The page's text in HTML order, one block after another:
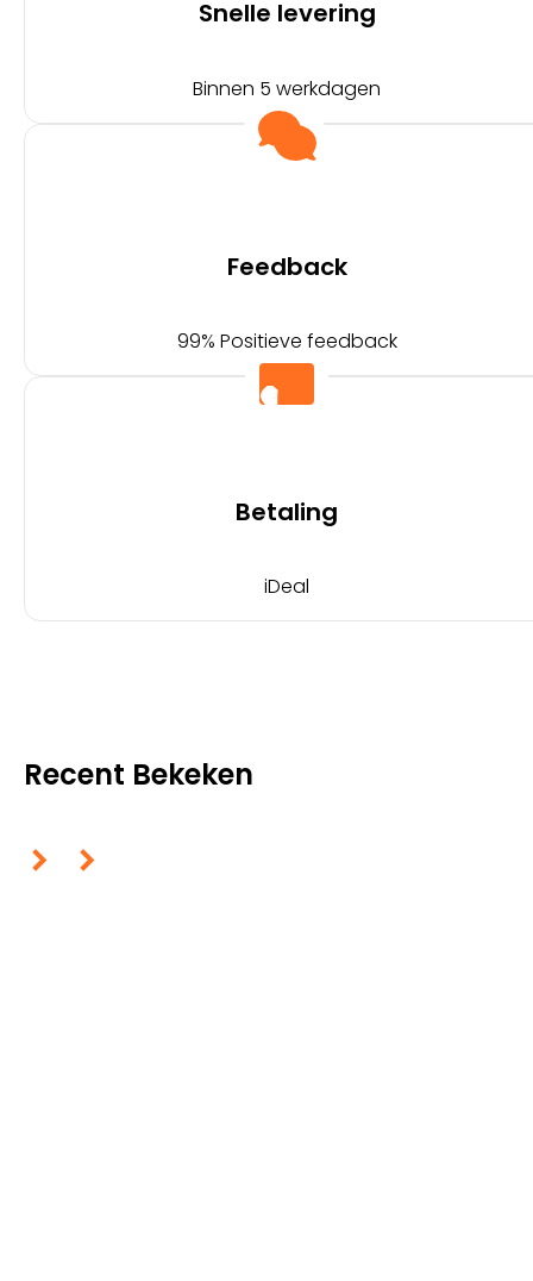
Snelle levering
Binnen 5 werkdagen
Feedback
99% Positieve feedback
Betaling
iDeal
Recent Bekeken